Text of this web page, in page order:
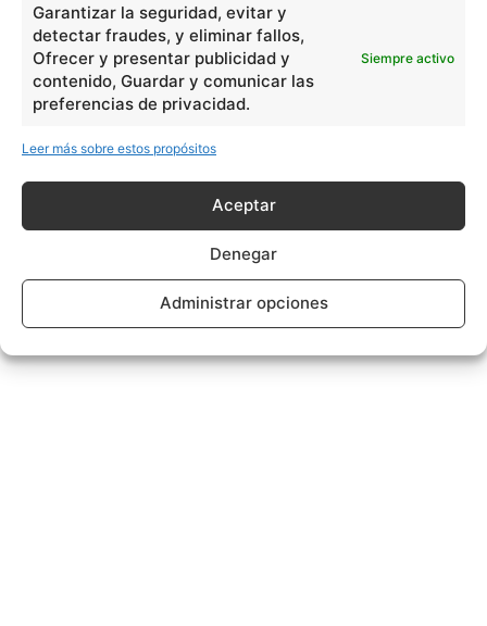
Garantizar la seguridad, evitar y
detectar fraudes, y eliminar fallos,
Ofrecer y presentar publicidad y
contenido, Guardar y comunicar las
preferencias de privacidad.
Siempre activo
Leer más sobre estos propósitos
Aceptar
Denegar
Administrar opciones